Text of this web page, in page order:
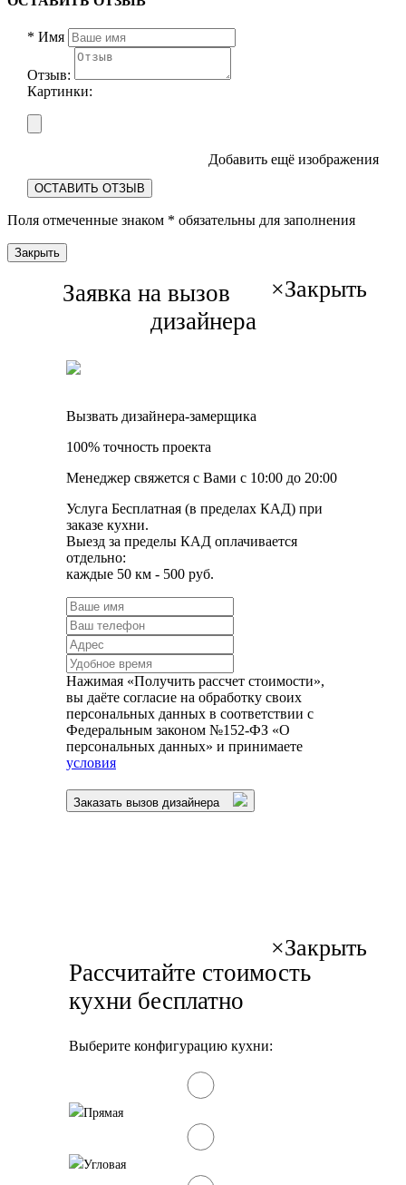
* Имя
Отзыв:
Картинки:
Добавить ещё изображения
ОСТАВИТЬ ОТЗЫВ
Поля отмеченные знаком * обязательны для заполнения
Закрыть
×Закрыть
Заявка на вызов
дизайнера
Вызвать дизайнера-замерщика
100% точность проекта
Менеджер свяжется с Вами с 10:00 до 20:00
Услуга Бесплатная (в пределах КАД) при
заказе кухни.
Выезд за пределы КАД оплачивается
отдельно:
каждые 50 км - 500 руб.
Нажимая «Получить рассчет стоимости»,
вы даёте согласие на обработку своих
персональных данных в соответствии с
Федеральным законом №152-ФЗ «О
персональных данных» и принимаете
условия
Заказать вызов дизайнера
×Закрыть
Рассчитайте стоимость
кухни бесплатно
Выберите конфигурацию кухни:
Прямая
Угловая